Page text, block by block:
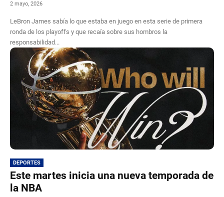
2 mayo, 2026
LeBron James sabía lo que estaba en juego en esta serie de primera
ronda de los playoffs y que recaía sobre sus hombros la
responsabilidad...
DEPORTES
Este martes inicia una nueva temporada de
la NBA